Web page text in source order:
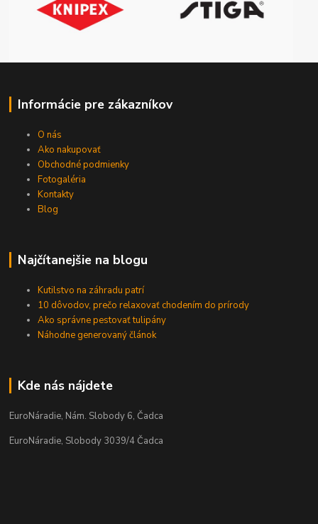
Informácie pre zákazníkov
O nás
Ako nakupovať
Obchodné podmienky
Fotogaléria
Kontakty
Blog
Najčítanejšie na blogu
Kutilstvo na záhradu patrí
10 dôvodov, prečo relaxovať chodením do prírody
Ako správne pestovať tulipány
Náhodne generovaný článok
Kde nás nájdete
EuroNáradie, Nám. Slobody 6, Čadca
EuroNáradie, Slobody 3039/4 Čadca